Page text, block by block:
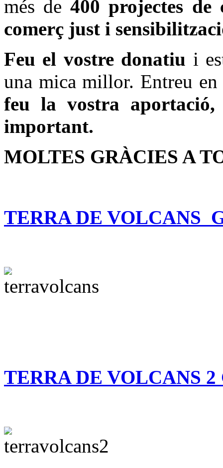
més de400 projectes de
comerç just i
Feu el vostre donatiu i
una mica millor. Entreu
feu la vostra
important.
MOLTES GRÀCIES A
TERRA DE VOLCANS
TERRA DE VOLCANS 2